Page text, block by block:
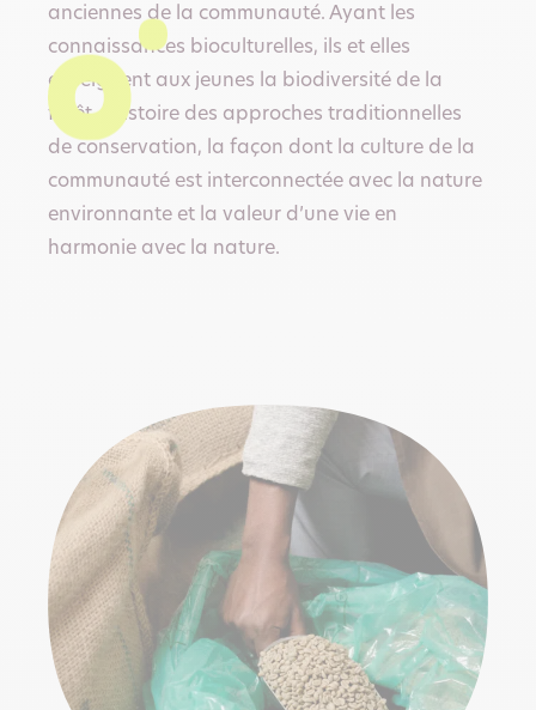
anciennes de la communauté. Ayant les
connaissances bioculturelles, ils et elles
enseignent aux jeunes la biodiversité de la
forêt, l’histoire des approches traditionnelles
de conservation, la façon dont la culture de la
communauté est interconnectée avec la nature
environnante et la valeur d’une vie en
harmonie avec la nature.